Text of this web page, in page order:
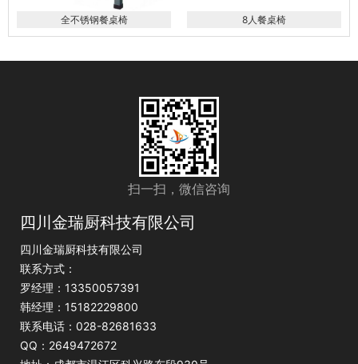
全不锈钢餐桌椅 8人餐桌椅
扫一扫，微信咨询
四川金瑞厨科技有限公司
四川金瑞厨科技有限公司
联系方式：
罗经理：13350057391
韩经理：15182229800
联系电话：028-82681633
QQ：2649472672